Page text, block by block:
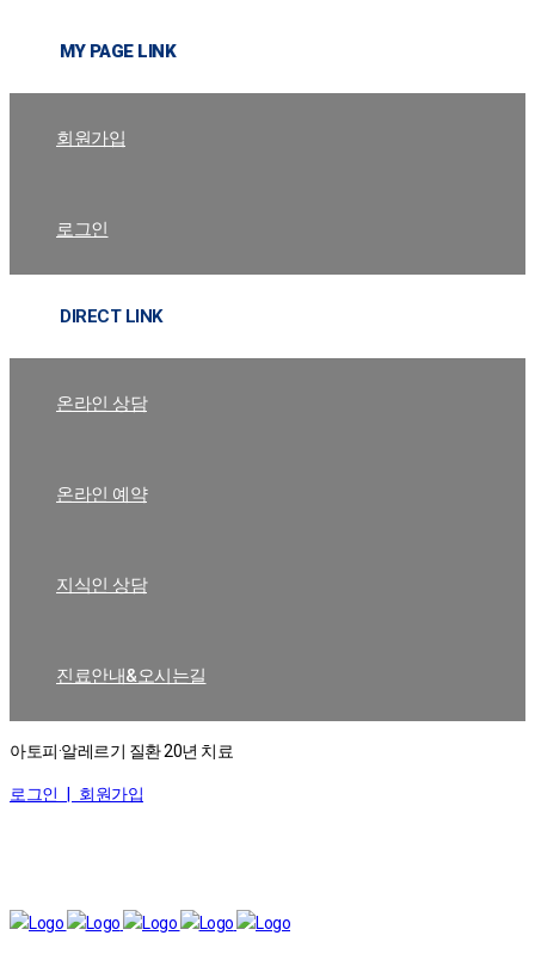
MY PAGE LINK
회원가입
로그인
DIRECT LINK
온라인 상담
온라인 예약
지식인 상담
진료안내&오시는길
아토피·알레르기 질환 20년 치료
로그인 | 회원가입